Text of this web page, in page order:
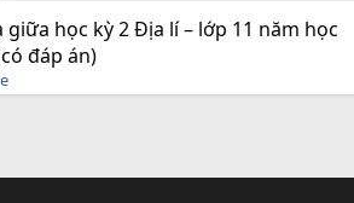
học kỳ 2 Địa lí – lớp 11 năm học
đáp án)